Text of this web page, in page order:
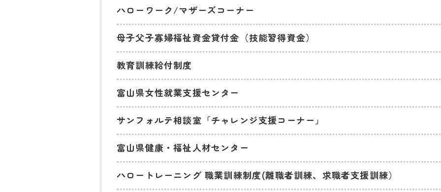
ハローワーク/マザーズコーナー
母子父子寡婦福祉資金貸付金（技能習得資金）
教育訓練給付制度
富山県女性就業支援センター
サンフォルテ相談室「チャレンジ支援コーナー」
富山県健康・福祉人材センター
ハロートレーニング 職業訓練制度(離職者訓練、求職者支援訓練）